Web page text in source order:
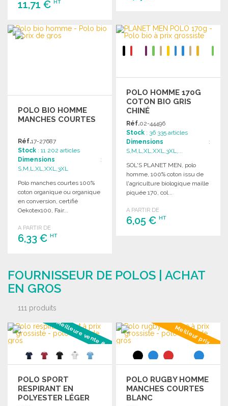
11,71 € HT
COMMANDER
Demander un devis
POLO BIO HOMME
MANCHES COURTES
Réf.17-27687
Stock : 11 202 articles
Dimensions :
S,M,L,XL,XXL,3XL
Polo manches courtes 100%
coton organique ou organique
en conversion, certifié
Oekotex100, Fair...
A PARTIR DE
6,33 € HT
Demander un devis
POLO HOMME 170G
COTON BIO GRIS
CHINÉ
Réf.02-44496
Stock : 36 335 articles
Dimensions :
S,M,L,XL,XXL,3XL,...
SOL'S PLANET MEN, polo
homme, 100% coton issu de
l'agriculture biologique maille
piquée 170, col...
A PARTIR DE
6,05 €HT
FOURNISSEUR DE POLOS | ACHAT
EN GROS
111 produits
Meilleure vente #1
POLO SPORT
RESPIRANT EN
POLYESTER LÉGER
Meilleur prix
POLO RUGBY HOMME
MANCHES COURTES
BLANC